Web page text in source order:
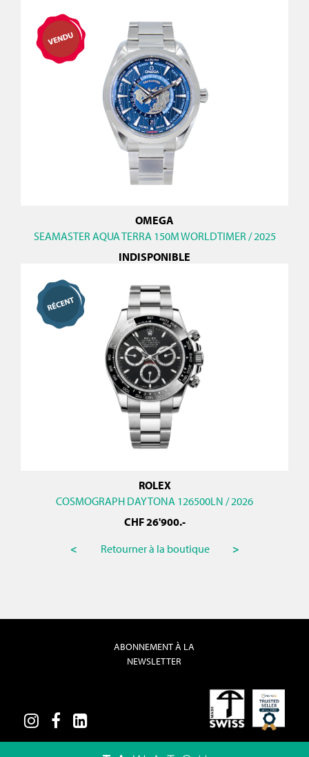
OMEGA
SEAMASTER AQUA TERRA 150M WORLDTIMER / 2025
INDISPONIBLE
ROLEX
COSMOGRAPH DAYTONA 126500LN / 2026
CHF26'900.-
<
Retourner à la boutique >
ABONNEMENT À LA
NEWSLETTER